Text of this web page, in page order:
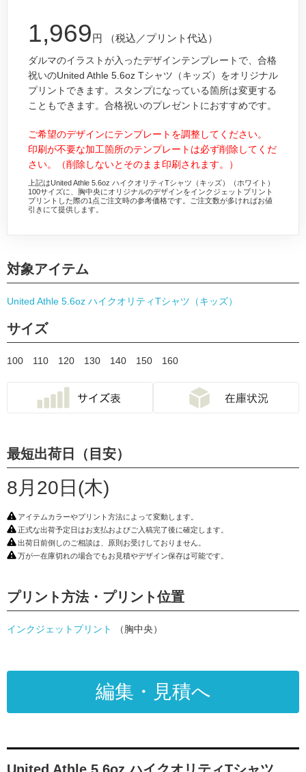
1,969円 （税込／プリント代込）
ダルマのイラストが入ったデザインテンプレートで、合格
祝いのUnited Athle 5.6oz Tシャツ（キッズ）をオリジナル
プリントできます。スタンプになっている箇所は変更する
こともできます。合格祝いのプレゼントにおすすめです。
ご希望のデザインにテンプレートを調整してください。
印刷が不要な加工箇所のテンプレートは必ず削除してくだ
さい。（削除しないとそのまま印刷されます。）
上記はUnited Athle 5.6oz ハイクオリティTシャツ（キッズ）（ホワイト）
100サイズに、胸中央にオリジナルのデザインをインクジェットプリント
プリントした際の1点ご注文時の参考価格です。ご注文数が多ければお値
引きにて提供します。
対象アイテム
United Athle 5.6oz ハイクオリティTシャツ（キッズ）
サイズ
100 110 120 130 140 150 160
最短出荷日（目安）
8月20日(木)
アイテムカラーやプリント方法によって変動します。
正式な出荷予定日はお支払およびご入稿完了後に確定します。
出荷日前倒しのご相談は、原則お受けしておりません。
万が一在庫切れの場合でもお見積やデザイン保存は可能です。
プリント方法・プリント位置
インクジェットプリント （胸中央）
編集・見積へ